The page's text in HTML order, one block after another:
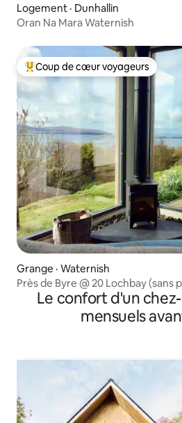
Logement · Dunhallin
Oran Na Mara Waternish
Coup de cœur voyageurs parmi les
Coup de cœur voyageurs
Grange · Waternish
Près de Byre @ 20 Lochbay (sans
Le confort d'un
mensuels